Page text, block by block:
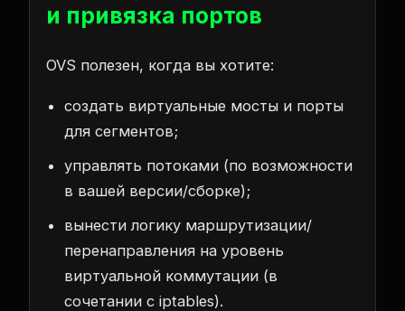
и привязка портов
OVS полезен, когда вы хотите:
создать виртуальные мосты и порты
для сегментов;
управлять потоками (по возможности
в вашей версии/сборке);
вынести логику маршрутизации/
перенаправления на уровень
виртуальной коммутации (в
сочетании с iptables).